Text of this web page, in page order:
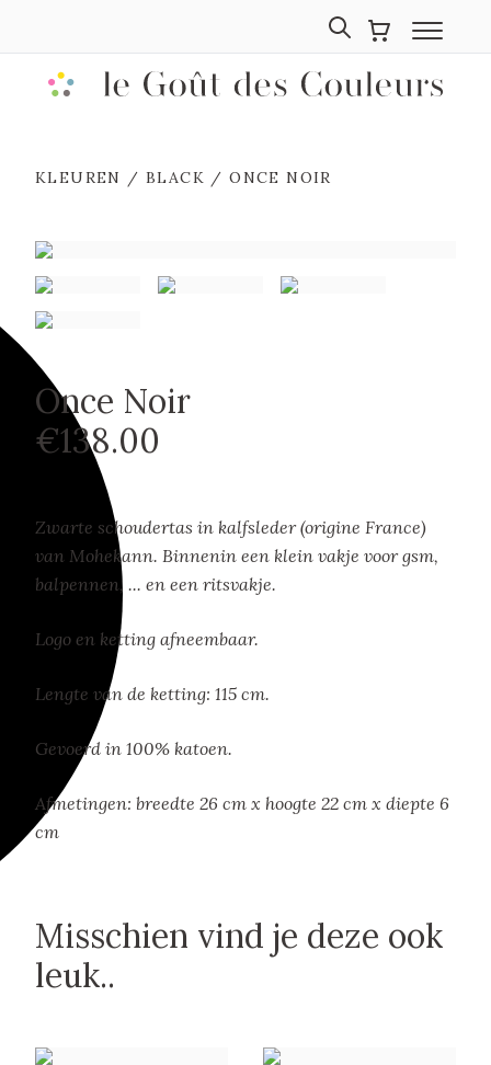
KLEUREN /BLACK / ONCE NOIR
Once Noir
€138.00
Zwarte schoudertas in kalfsleder (origine France)
van Mohekann. Binnenin een klein vakje voor gsm,
balpennen, ... en een ritsvakje.
Logo en ketting afneembaar.
Lengte van de ketting: 115 cm.
Gevoerd in 100% katoen.
Afmetingen: breedte 26 cm x hoogte 22 cm x diepte 6
cm
Misschien vind je deze ook
leuk..